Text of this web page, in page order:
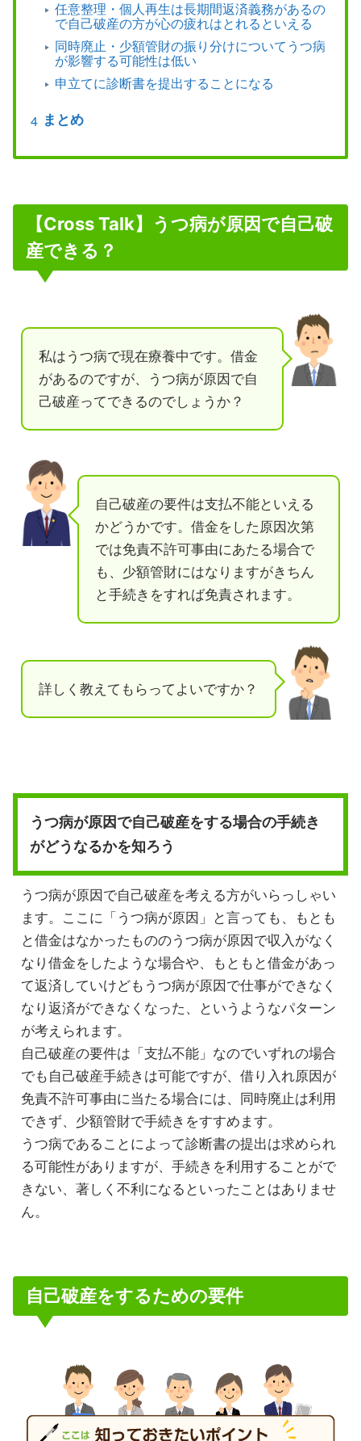
任意整理・個人再生は長期間返済義務があるの
で自己破産の方が心の疲れはとれるといえる
同時廃止・少額管財の振り分けについてうつ病
が影響する可能性は低い
申立てに診断書を提出することになる
まとめ
【Cross Talk】うつ病が原因で自己破
産できる？
私はうつ病で現在療養中です。借金
があるのですが、うつ病が原因で自
己破産ってできるのでしょうか？
自己破産の要件は支払不能といえる
かどうかです。借金をした原因次第
では免責不許可事由にあたる場合で
も、少額管財にはなりますがきちん
と手続きをすれば免責されます。
詳しく教えてもらってよいですか？
うつ病が原因で自己破産をする場合の手続き
がどうなるかを知ろう
うつ病が原因で自己破産を考える方がいらっしゃい
ます。ここに「うつ病が原因」と言っても、もとも
と借金はなかったもののうつ病が原因で収入がなく
なり借金をしたような場合や、もともと借金があっ
て返済していけどもうつ病が原因で仕事ができなく
なり返済ができなくなった、というようなパターン
が考えられます。
自己破産の要件は「支払不能」なのでいずれの場合
でも自己破産手続きは可能ですが、借り入れ原因が
免責不許可事由に当たる場合には、同時廃止は利用
できず、少額管財で手続きをすすめます。
うつ病であることによって診断書の提出は求められ
る可能性がありますが、手続きを利用することがで
きない、著しく不利になるといったことはありませ
ん。
自己破産をするための要件